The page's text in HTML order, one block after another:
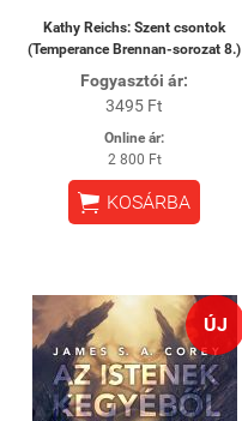
Kathy Reichs: Szent csontok
(Temperance Brennan-sorozat 8.)
Fogyasztói ár:
3495 Ft
Online ár:
2 800 Ft
 KOSÁRBA
ÚJ